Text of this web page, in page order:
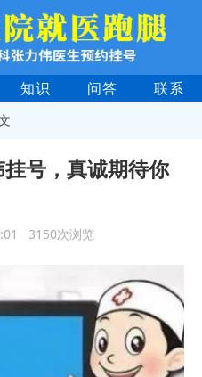
知识 问答 联系
号，真诚期待你
3150次浏览